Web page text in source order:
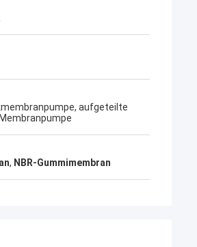
aufgeteilte
, NBR-Gummimembran